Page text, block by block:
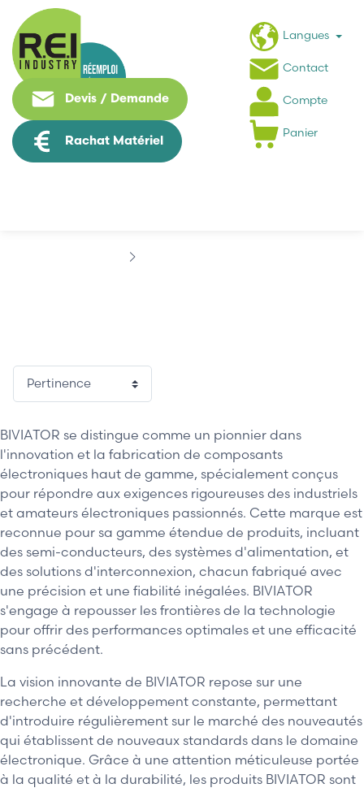
Devis / Demande
Rachat Matériel
Langues
Contact
Compte
Panier
BIVIATOR se distingue comme un pionnier dans
l'innovation et la fabrication de composants
électroniques haut de gamme, spécialement conçus
pour répondre aux exigences rigoureuses des industriels
et amateurs électroniques passionnés. Cette marque est
reconnue pour sa gamme étendue de produits, incluant
des semi-conducteurs, des systèmes d'alimentation, et
des solutions d'interconnexion, chacun fabriqué avec
une précision et une fiabilité inégalées. BIVIATOR
s'engage à repousser les frontières de la technologie
pour offrir des performances optimales et une efficacité
sans précédent.
La vision innovante de BIVIATOR repose sur une
recherche et développement constante, permettant
d'introduire régulièrement sur le marché des nouveautés
qui établissent de nouveaux standards dans le domaine
électronique. Grâce à une attention méticuleuse portée
à la qualité et à la durabilité, les produits BIVIATOR sont